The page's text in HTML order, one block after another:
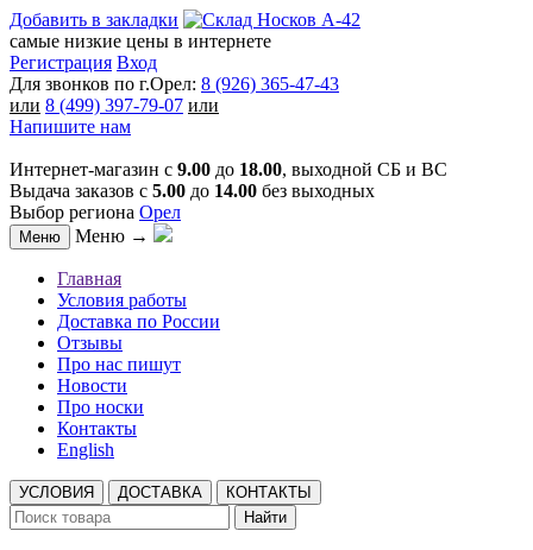
Добавить в закладки
самые низкие цены в интернете
Регистрация Вход
Для звонков по г.Орел: 8 (926) 365-47-43
или 8 (499) 397-79-07 или
Напишите нам
Интернет-магазин с 9.00 до 18.00, выходной СБ и ВС
Выдача заказов с 5.00 до 14.00 без выходных
Выбор региона Орел
Меню Меню →
Главная
Условия работы
Доставка по России
Отзывы
Про нас пишут
Новости
Про носки
Контакты
English
УСЛОВИЯ ДОСТАВКА
КОНТАКТЫ
Найти